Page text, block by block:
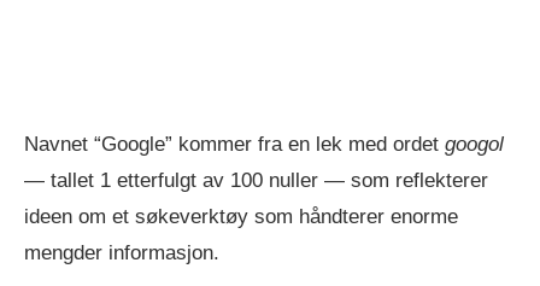
Navnet “Google” kommer fra en lek med ordet googol
— tallet 1 etterfulgt av 100 nuller — som reflekterer
ideen om et søkeverktøy som håndterer enorme
mengder informasjon.